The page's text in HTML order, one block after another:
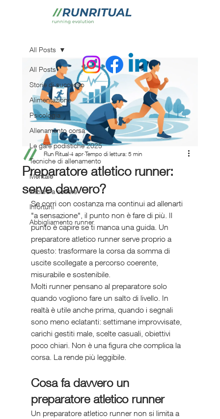
All Posts
Storie di successo
Alimentazione
Psicologia
Allenamento corsa
Le gare podistiche 2025
Tecniche di allenamento
Mentale
Iniziare a correre
Infortuni
Abbigliamento runner
All Posts
Preparatore atletico runner:
serve davvero?
Run Ritual 4 apr Tempo di lettura: 5 min
Se corri con costanza ma continui ad allenarti
"a sensazione", il punto non è fare di più. Il
punto è capire se ti manca una guida. Un
preparatore atletico runner serve proprio a
questo: trasformare la corsa da somma di
uscite scollegate a percorso coerente,
misurabile e sostenibile.
Molti runner pensano al preparatore solo
quando vogliono fare un salto di livello. In
realtà è utile anche prima, quando i segnali
sono meno eclatanti: settimane improvvisate,
carichi gestiti male, scelte casuali, obiettivi
poco chiari. Non è una figura che complica la
corsa. La rende più leggibile.
Cosa fa davvero un
preparatore atletico runner
Un preparatore atletico runner non si limita a